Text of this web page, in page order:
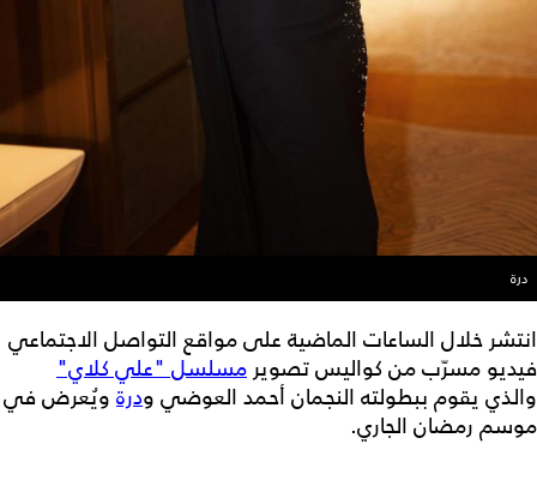
درة
انتشر خلال الساعات الماضية على مواقع التواصل الاجتماعي
فيديو مسرّب من كواليس تصوير مسلسل "علي كلاي"
والذي يقوم ببطولته النجمان أحمد العوضي ودرة ويُعرض في
موسم رمضان الجاري.